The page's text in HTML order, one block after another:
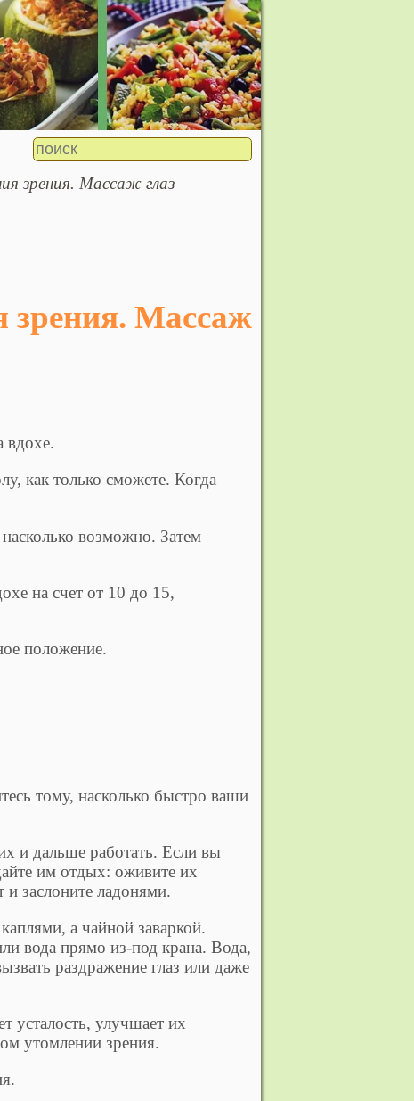
зрения. Массаж глаз
вдохе.
как только сможете. Когда
возможно. Затем
на счет от 10 до 15,
положение.
тому, насколько быстро ваши
их и дальше работать. Если вы
им отдых: оживите их
заслоните ладонями.
а чайной заваркой.
вода прямо из-под крана. Вода,
раздражение глаз или даже
усталость, улучшает их
утомлении зрения.